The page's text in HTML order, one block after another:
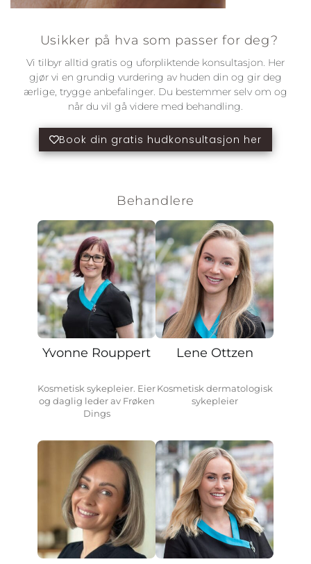
Usikker på hva som passer for deg?
Vi tilbyr alltid gratis og uforpliktende konsultasjon. Her
gjør vi en grundig vurdering av huden din og gir deg
ærlige, trygge anbefalinger. Du bestemmer selv om og
når du vil gå videre med behandling.
Book din gratis hudkonsultasjon her
Behandlere
Yvonne Rouppert
Kosmetisk sykepleier. Eier
og daglig leder av Frøken
Dings
Lene Ottzen
Kosmetisk dermatologisk
sykepleier